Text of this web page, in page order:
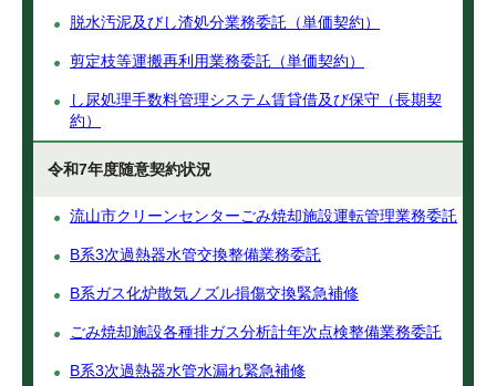
脱水汚泥及びし渣処分業務委託（単価契約）
剪定枝等運搬再利用業務委託（単価契約）
し尿処理手数料管理システム賃貸借及び保守（長期契
約）
令和7年度随意契約状況
流山市クリーンセンターごみ焼却施設運転管理業務委託
B系3次過熱器水管交換整備業務委託
B系ガス化炉散気ノズル損傷交換緊急補修
ごみ焼却施設各種排ガス分析計年次点検整備業務委託
B系3次過熱器水管水漏れ緊急補修